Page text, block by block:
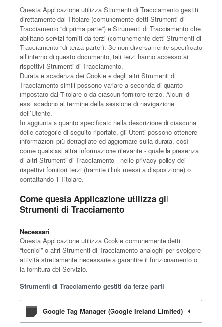
Questa Applicazione utilizza Strumenti di Tracciamento gestiti
direttamente dal Titolare (comunemente detti Strumenti di
Tracciamento “di prima parte”) e Strumenti di Tracciamento che
abilitano servizi forniti da terzi (comunemente detti Strumenti di
Tracciamento “di terza parte”). Se non diversamente specificato
all’interno di questo documento, tali terzi hanno accesso ai
rispettivi Strumenti di Tracciamento.
Durata e scadenza dei Cookie e degli altri Strumenti di
Tracciamento simili possono variare a seconda di quanto
impostato dal Titolare o da ciascun fornitore terzo. Alcuni di
essi scadono al termine della sessione di navigazione
dell’Utente.
In aggiunta a quanto specificato nella descrizione di ciascuna
delle categorie di seguito riportate, gli Utenti possono ottenere
informazioni più dettagliate ed aggiornate sulla durata, così
come qualsiasi altra informazione rilevante - quale la presenza
di altri Strumenti di Tracciamento - nelle privacy policy dei
rispettivi fornitori terzi (tramite i link messi a disposizione) o
contattando il Titolare.
Come questa Applicazione utilizza gli
Strumenti di Tracciamento
Necessari
Questa Applicazione utilizza Cookie comunemente detti
“tecnici” o altri Strumenti di Tracciamento analoghi per svolgere
attività strettamente necessarie a garantire il funzionamento o
la fornitura del Servizio.
Strumenti di Tracciamento gestiti da terze parti
Google Tag Manager (Google Ireland Limited)